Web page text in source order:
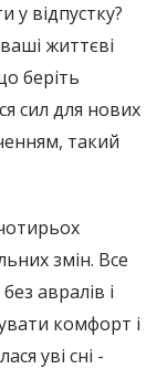
у відпустку?
життєві
беріть
сил для нових
такий
змін. Все
авралів і
комфорт і
уві сні -